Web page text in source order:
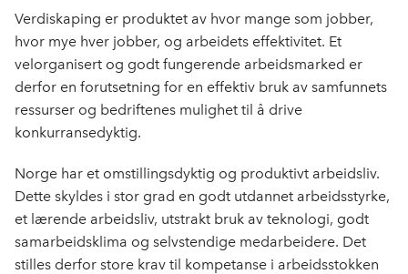
e
b
k
e
o
Verdiskaping er produktet av hvor mange som jobber,
hvor mye hver jobber, og arbeidets effektivitet. Et
velorganisert og godt fungerende arbeidsmarked er
derfor en forutsetning for en effektiv bruk av samfunnets
ressurser og bedriftenes mulighet til å drive
konkurransedyktig.
Norge har et omstillingsdyktig og produktivt arbeidsliv.
Dette skyldes i stor grad en godt utdannet arbeidsstyrke,
et lærende arbeidsliv, utstrakt bruk av teknologi, godt
samarbeidsklima og selvstendige medarbeidere. Det
stilles derfor store krav til kompetanse i arbeidsstokken